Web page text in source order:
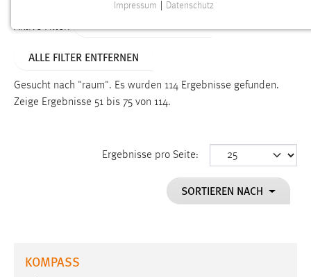
Aktive Filter:
ALLE FILTER ENTFERNEN
Gesucht nach "raum". Es wurden 114 Ergebnisse gefunden.
Zeige Ergebnisse 51 bis 75 von 114.
Ergebnisse pro Seite:
SORTIEREN NACH
KOMPASS
Funktionen und sind für die einwandfreie Funktion der
Einverständnis
cookie_consent
Dieser Cookie speichert die ausgewählten Einverständnis-
Impressum Datenschutz